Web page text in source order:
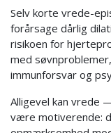
Selv korte vrede-
forårsage dårlig
risikoen for
med
immunforsvar og
Alligevel kan vrede
være motiverende: